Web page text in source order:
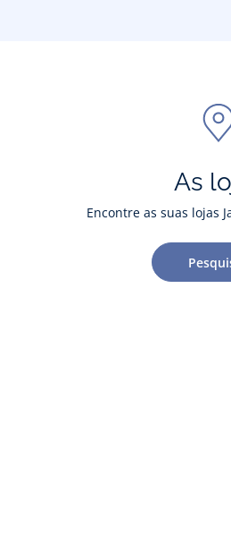
As
Encontre as suas lojas